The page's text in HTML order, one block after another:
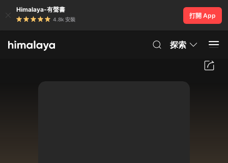
Himalaya-有聲書
4.8k 安裝
打開 App
探索